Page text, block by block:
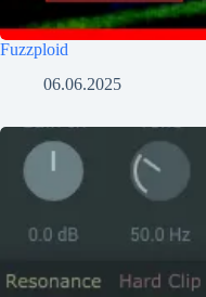
Fuzzploid
06.06.2025